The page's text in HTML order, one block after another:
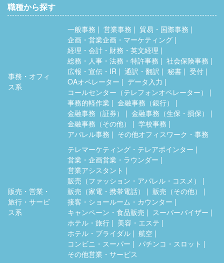
職種から探す
事務・オフィ
ス系
一般事務 営業事務
貿易・国際事務
企画・営業企画・マーケティング
経理・会計・財務・英文経理
総務・人事・法務・特許事務
社会保険事務
広報・宣伝・IR
通訳・翻訳 秘書
受付
OAオペレーター
データ入力
コールセンター（テレフォンオペレーター）
事務的軽作業
金融事務（銀行）
金融事務（証券）
金融事務（生保・損保）
金融事務（その他）
学校事務
アパレル事務
その他オフィスワーク・事務
販売・営業・
旅行・サービ
ス系
テレマーケティング・テレアポインター
営業・企画営業・ラウンダー
営業アシスタント
販売（ファッション・アパレル・コスメ）
販売（家電・携帯電話）
販売（その他）
接客・ショールーム・カウンター
キャンペーン・食品販売
スーパーバイザー
ホテル・旅行
美容・エステ
ホテル・ブライダル
航空
コンビニ・スーパー
パチンコ・スロット
その他営業・サービス